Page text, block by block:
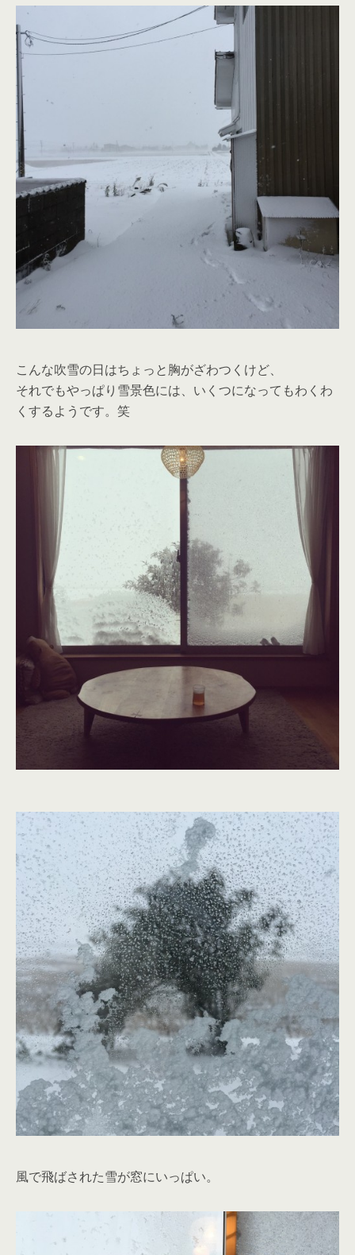
こんな吹雪の日はちょっと胸がざわつくけど、
それでもやっぱり雪景色には、いくつになってもわくわ
くするようです。笑
風で飛ばされた雪が窓にいっぱい。